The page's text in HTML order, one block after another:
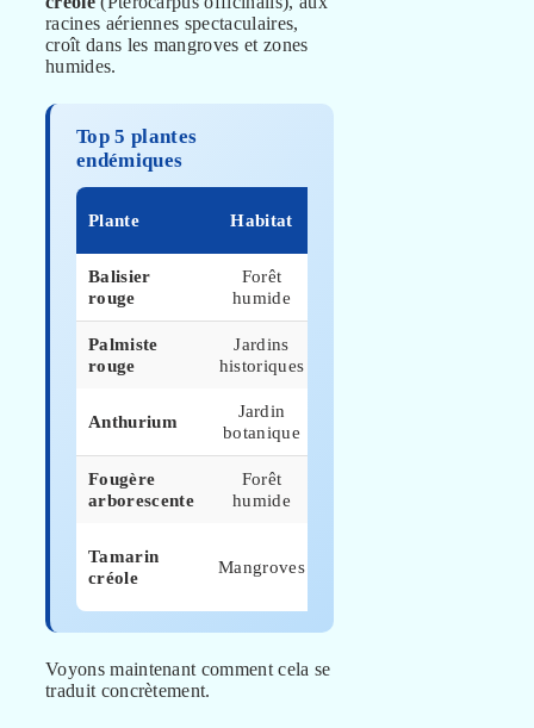
racines aériennes spectaculaires,
croît dans les mangroves et zones
humides.
Top 5 plantes
endémiques
Plante Habitat
Balisier
rouge
Forêt
humide
Palmiste
rouge
Jardins
historiques
Anthurium
Jardin
botanique
Fougère
arborescente
Forêt
humide
Tamarin
créole
Mangroves
Voyons maintenant comment cela se
traduit concrètement.